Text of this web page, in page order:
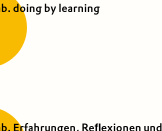
doing by learning
Erfahrungen, Reﬂexionen und